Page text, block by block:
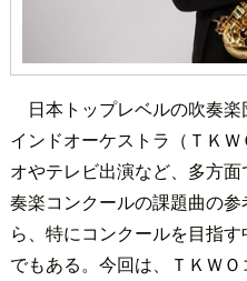
日本トップレベルの吹奏
インドオーケストラ（ＴＫ
オやテレビ出演など、多方
奏楽コンクールの課題曲の
ら、特にコンクールを目指
でもある。今回は、ＴＫＷ